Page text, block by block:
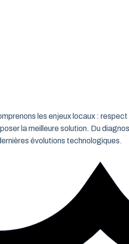
les enjeux locaux : respect
la meilleure solution. Du
évolutions technologiques.